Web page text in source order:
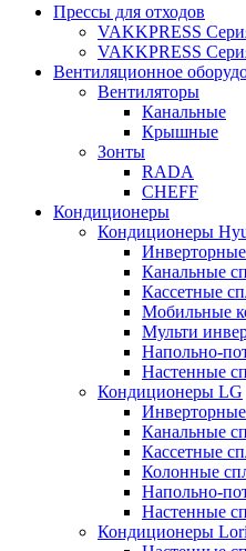
Прессы для отходов
VAKKPRESS
VAKKPRESS
Вентиляционное
Вентиляторы
Канальные
Крышные
Зонты
RADA
CHEFF
Кондиционеры
Кондиционеры
Канальные
Кассетные
Мобильные
Мульти
Напольно-
Настенные
Кондиционеры LG
Канальные
Кассетные
Колонные
Напольно-
Настенные
Кондиционеры